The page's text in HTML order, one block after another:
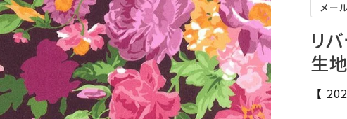
メー
リ
生
【